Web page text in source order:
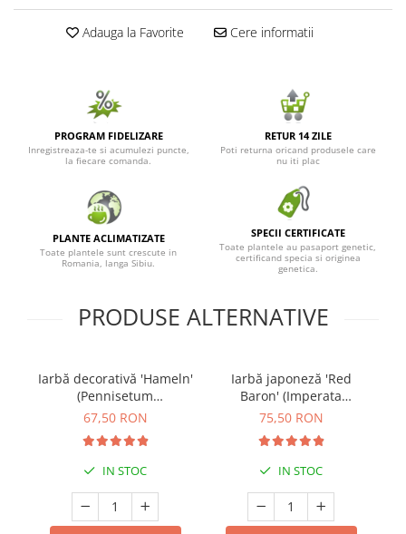
Seminte de Legume/Fructe
Adauga la Favorite Cere informatii
PROGRAM FIDELIZARE
Inregistreaza-te si acumulezi puncte,
la fiecare comanda.
RETUR 14 ZILE
Poti returna oricand produsele care
nu iti plac
PLANTE ACLIMATIZATE
Toate plantele sunt crescute in
Romania, langa Sibiu.
SPECII CERTIFICATE
Toate plantele au pasaport genetic,
certificand specia si originea
genetica.
PRODUSE ALTERNATIVE
Iarbă decorativă 'Hameln'
(Pennisetum
alopecuroides) - (P15)
67,50 RON
IN STOC
Iarbă japoneză 'Red
Baron' (Imperata
cylindrica)
75,50 RON
IN STOC